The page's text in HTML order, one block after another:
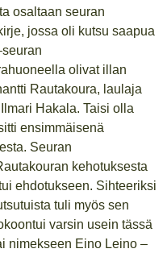
osaltaan seuran
jossa oli kutsu saapua
olivat illan
Rautakoura, laulaja
Hakala. Taisi olla
ensimmäisenä
Seuran
kehotuksesta
ehdotukseen. Sihteeriksi
tuli myös sen
varsin usein tässä
nimekseen Eino Leino –